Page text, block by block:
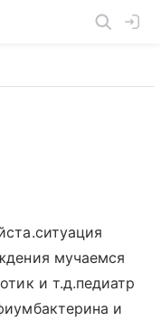
мучаемся
и т.д.педиатр
и